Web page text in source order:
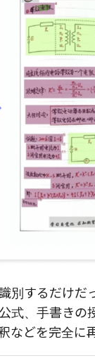
別するだけ
式、手書き
などを完全に